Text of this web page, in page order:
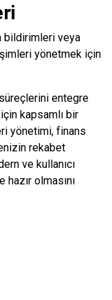
bildirimleri veya
yönetmek için
entegre
kapsamlı bir
yönetimi, finans
rekabet
ve kullanıcı
olmasını